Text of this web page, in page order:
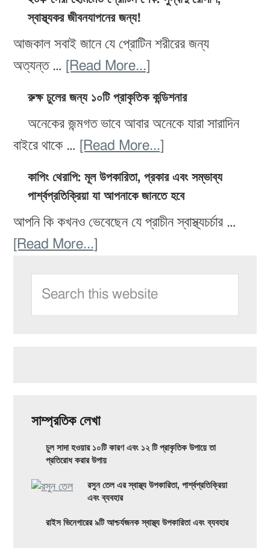
শরীরের
সেরা
খাবার!
যা
সুন্দর
রাখবে
ডায়েট
এবং
সহজ
প্রস্তুত
করার
১৫টি
রেসিপি
স্বাস্থ্যকর জীবনযাপনের জন্য!
আজকাল সবাই জানে যে প্রোটিন শরীরের জন্য
অত্যন্ত …
[Read More...]
সেরা
হোমমেড
প্রোটিন
শেক:
সুস্বাদু
রেসিপি,
রুক্ষ চুলের জন্য ১০টি প্রাকৃতিক কন্ডিশনার
অনেকের জন্মগত ভাবে আবার অনেকে যারা সারাদিন
বাইরে থাকে …
[Read More...]
১০টি
কন্ডিশনার
কাপিং থেরাপি: মূল উপকারিতা, প্রকার এবং সম্ভাব্য
পার্শ্বপ্রতিক্রিয়া যা আপনাকে জানতে হবে
আপনি কি কখনও ভেবেছেন যে প্রাচীন স্বাস্থ্যচর্চার …
[Read More...]
থেরাপি:
পার্শ্বপ্রতিক্রিয়া
যা
আপনাকে
জানতে
হবে
Sidebar
this
website
সাম্প্রতিক লেখা
চুল সাদা হওয়ার ১০টি কারণ এবং ১২ টি প্রাকৃতিক উপায়ে তা
প্রতিরোধ করার উপায়
রসুন তেল এর স্বাস্থ্য উপকারিতা, পার্শ্বপ্রতিক্রিয়া
এবং ব্যবহার
রাইস ভিনেগারের ৯টি আশ্চর্যজনক স্বাস্থ্য উপকারিতা এবং ব্যবহার